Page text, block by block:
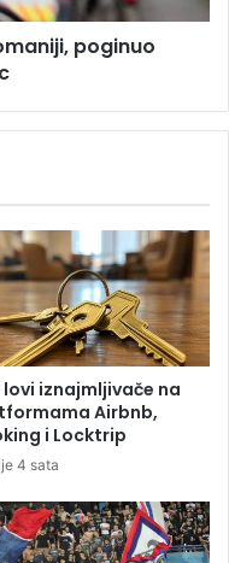
poginuo
lovi iznajmljivače na
Airbnb,
i Locktrip
4 sata